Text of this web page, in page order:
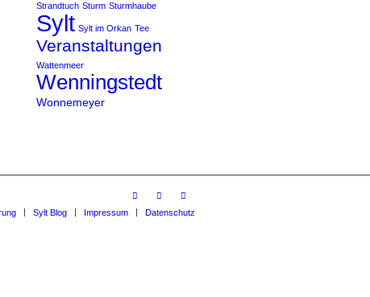
Strandtuch Sturm Sturmhaube
Sylt Sylt im Orkan Tee
Veranstaltungen
Wattenmeer
Wenningstedt
Wonnemeyer
Sylt Blog Impressum Datenschutz